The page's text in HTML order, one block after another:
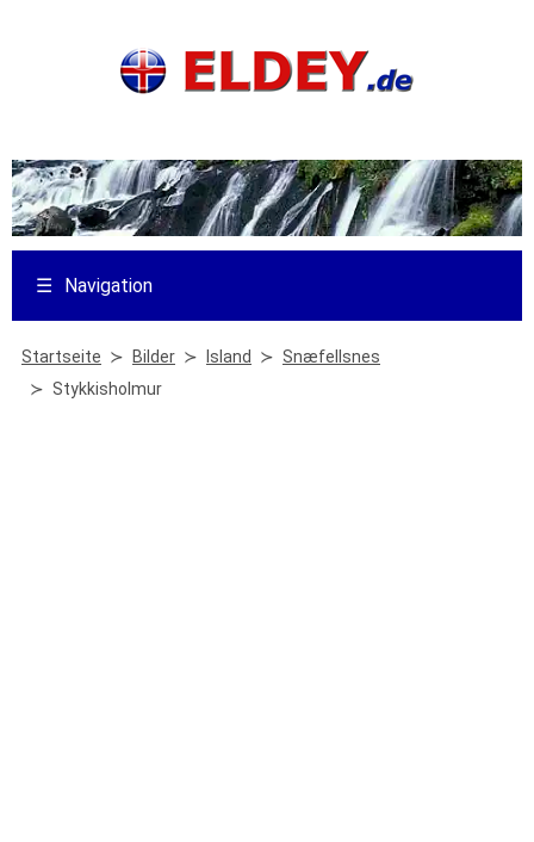
☰ Navigation
Startseite Bilder Island
Snæfellsnes
Stykkisholmur